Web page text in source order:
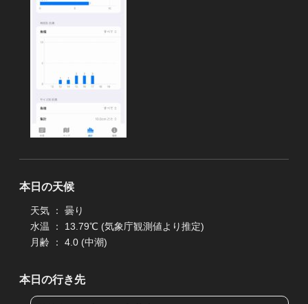
本日の天候
天気 ： 曇り
水温 ： 13.79℃ (気象庁観測値より推定)
月齢 ： 4.0 (中潮)
本日の行き先